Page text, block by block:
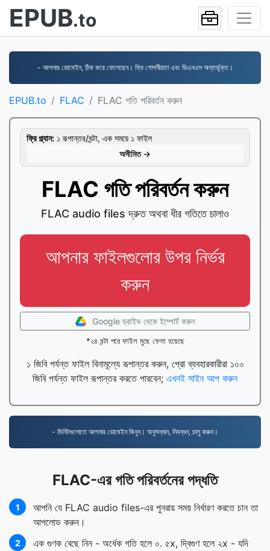
EPUB.to
- আপনার ডোমেইন, ঠিক করে ফেলেছেন। ফ্রি গোপনীয়তা এবং ডিএনএস অন্তর্ভুক্ত।
EPUB.to FLAC FLAC গতি পরিবর্তন করুন
ফ্রি প্ল্যান: ১ রূপান্তর/ঘন্টা, এক সময়ে ১ ফাইল
অসীমিত →
FLAC গতি পরিবর্তন করুন
FLAC audio files দ্রুত অথবা ধীর গতিতে চালাও
আপনার ফাইলগুলোর উপর নির্ভর
করুন
Google ড্রাইভ থেকে ইম্পোর্ট করুন
*২৪ ঘন্টা পরে ফাইল মুছে ফেলা হয়েছে
১ জিবি পর্যন্ত ফাইল বিনামূল্যে রূপান্তর করুন, প্রো ব্যবহারকারীরা ১০০
জিবি পর্যন্ত ফাইল রূপান্তর করতে পারবেন; এখনই সাইন আপ করুন
- মিনিটগুলোতে আপনার ডোমেইন কিনুন। অনুসন্ধান, নিবন্ধন, চালু করুন।
FLAC-এর গতি পরিবর্তনের পদ্ধতি
1
আপনি যে FLAC audio files-এর পুনরায় সময় নির্ধারণ করতে চান তা
আপলোড করুন।
2
এক গুণক বেছে নিন - অর্ধেক গতি হলে ০. ৫x, দ্বিগুণ হলে ২x - যদি